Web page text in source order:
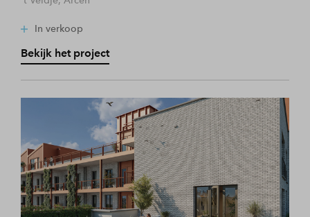
In verkoop
Bekijk het project